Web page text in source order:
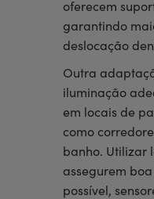
oferecem
garantindo
deslocação
Outra
iluminação
em locais de
como
banho. Utilizar
assegurem
possível,